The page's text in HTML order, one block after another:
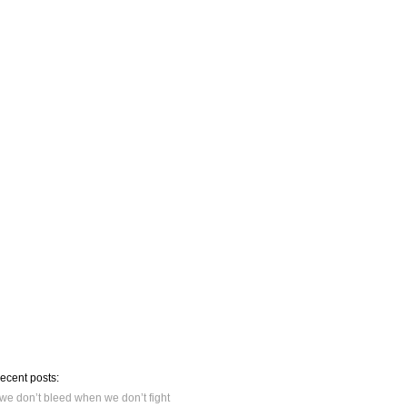
posts:
we don’t bleed when we don’t fight